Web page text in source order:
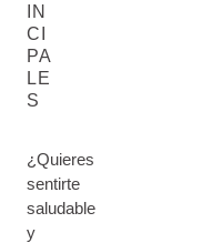
IN
CI
PA
LE
S
¿Quieres
sentirte
saludable
y